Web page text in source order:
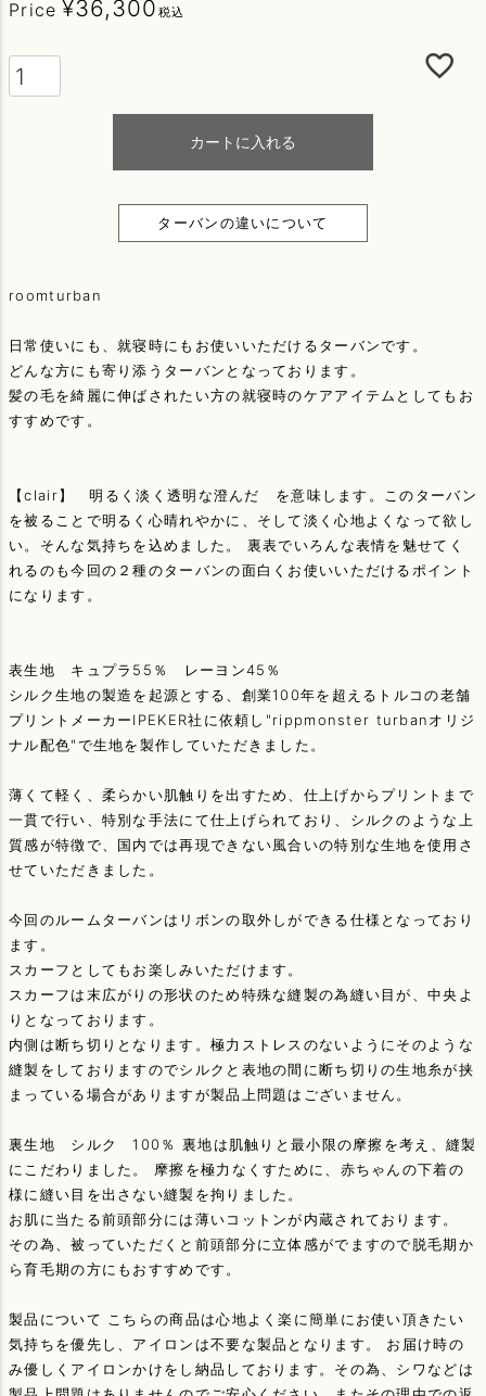
Price ¥36,300 税込
カートに入れる
ターバンの違いについて
roomturban
日常使いにも、就寝時にもお使いいただけるターバンです。
どんな方にも寄り添うターバンとなっております。
髪の毛を綺麗に伸ばされたい方の就寝時のケアアイテムとしてもお
すすめです。
【clair】 明るく淡く透明な澄んだ を意味します。このターバン
を被ることで明るく心晴れやかに、そして淡く心地よくなって欲し
い。そんな気持ちを込めました。 裏表でいろんな表情を魅せてく
れるのも今回の２種のターバンの面白くお使いいただけるポイント
になります。
表生地 キュプラ55％ レーヨン45％
シルク生地の製造を起源とする、創業100年を超えるトルコの老舗
プリントメーカーIPEKER社に依頼し"rippmonster turbanオリジ
ナル配色"で生地を製作していただきました。
薄くて軽く、柔らかい肌触りを出すため、仕上げからプリントまで
一貫で行い、特別な手法にて仕上げられており、シルクのような上
質感が特徴で、国内では再現できない風合いの特別な生地を使用さ
せていただきました。
今回のルームターバンはリボンの取外しができる仕様となっており
ます。
スカーフとしてもお楽しみいただけます。
スカーフは末広がりの形状のため特殊な縫製の為縫い目が、中央よ
りとなっております。
内側は断ち切りとなります。極力ストレスのないようにそのような
縫製をしておりますのでシルクと表地の間に断ち切りの生地糸が挟
まっている場合がありますが製品上問題はございません。
裏生地 シルク 100％ 裏地は肌触りと最小限の摩擦を考え、縫製
にこだわりました。 摩擦を極力なくすために、赤ちゃんの下着の
様に縫い目を出さない縫製を拘りました。
お肌に当たる前頭部分には薄いコットンが内蔵されております。
その為、被っていただくと前頭部分に立体感がでますので脱毛期か
ら育毛期の方にもおすすめです。
製品について こちらの商品は心地よく楽に簡単にお使い頂きたい
気持ちを優先し、アイロンは不要な製品となります。 お届け時の
み優しくアイロンかけをし納品しております。その為、シワなどは